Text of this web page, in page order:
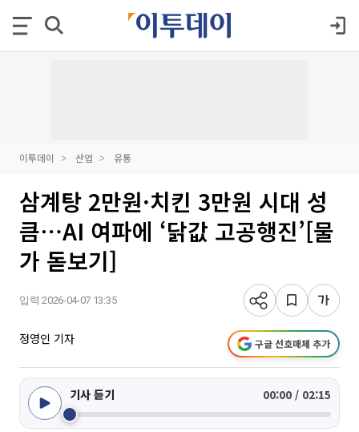
이투데이 산업 유통
삼계탕 2만원·치킨 3만원 시대 성
큼⋯AI 여파에 ‘닭값 고공행진’[물
가 돋보기]
입력 2026-04-07 13:35
정영인 기자 구글 선호매체 추가
기사 듣기 00:00 / 02:15